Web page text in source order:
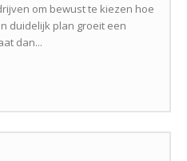
om bewust te kiezen hoe
duidelijk plan groeit een
dan...